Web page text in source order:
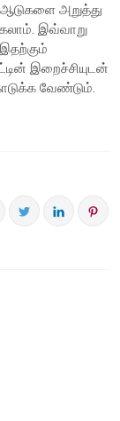
ஆடுகளை அறுத்து
இவ்வாறு
இறைச்சியுடன்
வேண்டும்.